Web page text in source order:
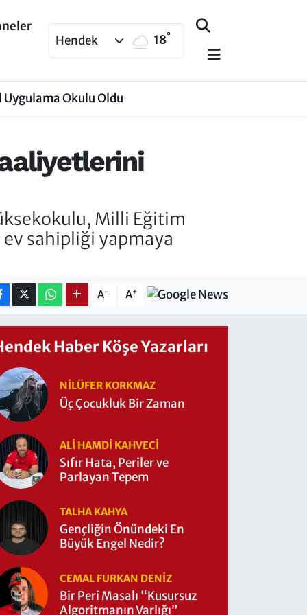
Hendek 18°
Okulu Oldu
Milli Eğitim
sahipliği yapmaya
A- A+
Haber Köşe Yazarları
NILÜFER KORKMAZ
Üç Çocukluk Bir Zaman
ALI HAMDI KAHVECİ
Sıfır Hata, Periler ve
Parlayan Tepem
TALHA KAHYA
Gençliğin Önündeki En
Büyük Engel Nedir?
CEMAL FURKAN DENİZ
Bir Peri Masalı “Kusursuz
Algoritmanın Varlığı”